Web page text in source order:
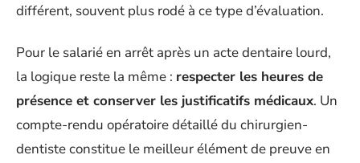
différent, souvent plus rodé à ce type d’évaluation.
Pour le salarié en arrêt après un acte dentaire lourd,
la logique reste la même : respecter les heures de
présence et conserver les justificatifs médicaux. Un
compte-rendu opératoire détaillé du chirurgien-
dentiste constitue le meilleur élément de preuve en